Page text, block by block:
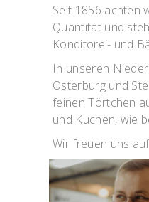
Seit 1856 achten
Quantität und
Konditorei- und
In unseren
Osterburg und
feinen Törtchen
und Kuchen, wie
Wir freuen uns